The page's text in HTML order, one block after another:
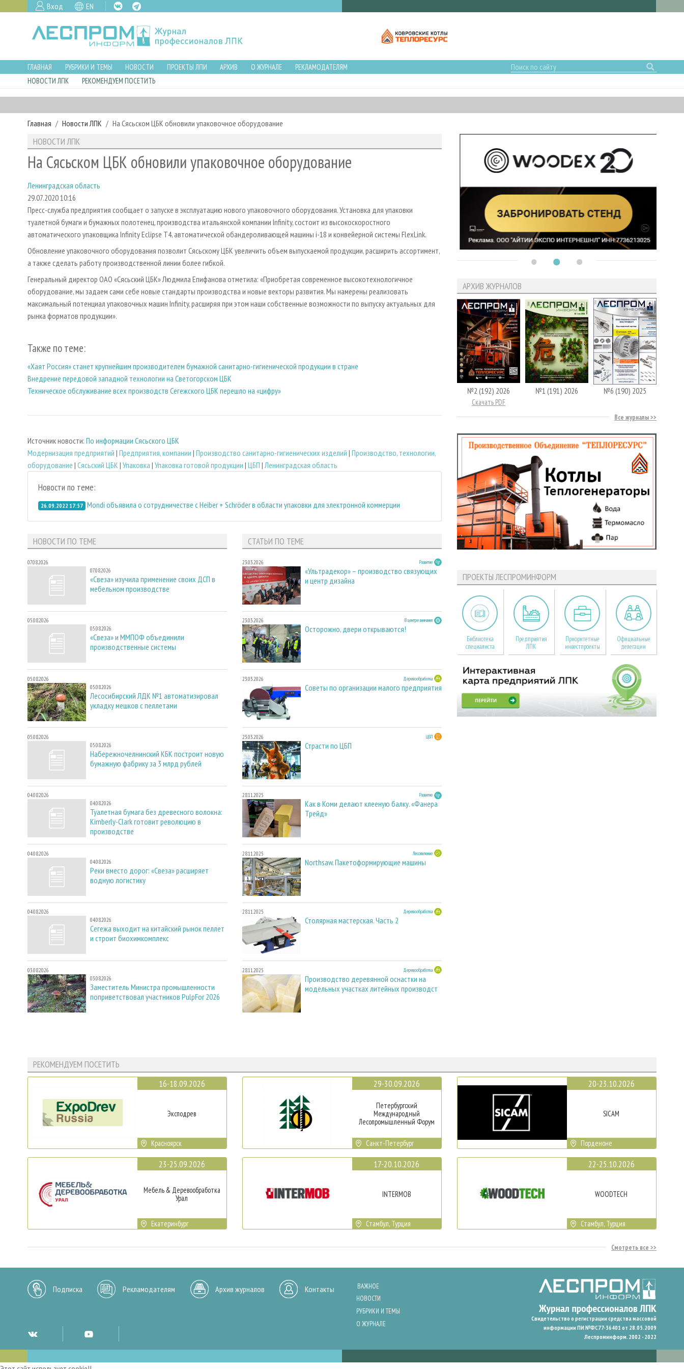
Вход EN
ГЛАВНАЯ РУБРИКИ И ТЕМЫ НОВОСТИ ПРОЕКТЫ ЛПИ АРХИВ О ЖУРНАЛЕ
РЕКЛАМОДАТЕЛЯМ
НОВОСТИ ЛПК
РЕКОМЕНДУЕМ ПОСЕТИТЬ
Главная Новости ЛПК На Сясьском ЦБК обновили упаковочное оборудование
НОВОСТИ ЛПК
На Сясьском ЦБК обновили упаковочное оборудование
Ленинградская область
29.07.2020 10:16
Пресс-служба предприятия сообщает о запуске в эксплуатацию нового упаковочного оборудования. Установка для упаковки
туалетной бумаги и бумажных полотенец, производства итальянской компании Infinity, состоит из высокоскоростного
автоматического упаковщика Infinity Eclipse T4, автоматической обандероливающей машины i-18 и конвейерной системы FlexLink.
Обновление упаковочного оборудования позволит Сясьскому ЦБК увеличить объем выпускаемой продукции, расширить ассортимент,
а также сделать работу производственной линии более гибкой.
Генеральный директор ОАО «Сясьский ЦБК» Людмила Епифанова отметила: «Приобретая современное высокотехнологичное
оборудование, мы задаем сами себе новые стандарты производства и новые векторы развития. Мы намерены реализовать
максимальный потенциал упаковочных машин Infinity, расширяя при этом наши собственные возможности по выпуску актуальных для
рынка форматов продукции».
Также по теме:
«Хаят Россия» станет крупнейшим производителем бумажной санитарно-гигиенической продукции в стране
Внедрение передовой западной технологии на Светогорском ЦБК
Техническое обслуживание всех производств Сегежского ЦБК перешло на «цифру»
Источник новости: По информации Сясьского ЦБК
Модернизация предприятий | Предприятия, компании | Производство санитарно-гигиенических изделий | Производство, технологии,
оборудование | Сясьский ЦБК | Упаковка | Упаковка готовой продукции | ЦБП |Ленинградская область
Новости по теме:
26.09.2022 17:57 Mondi объявила о сотрудничестве с Heiber + Schröder в области упаковки для электронной коммерции
НОВОСТИ ПО ТЕМЕ
07.08.2026
07.08.2026
«Свеза» изучила применение своих ДСП в
мебельном производстве
05.08.2026
05.08.2026
«Свеза» и ММПОФ объединили
производственные системы
05.08.2026
05.08.2026
Лесосибирский ЛДК №1 автоматизировал
укладку мешков с пеллетами
05.08.2026
05.08.2026
Набережночелнинский КБК построит новую
бумажную фабрику за 3 млрд рублей
04.08.2026
04.08.2026
Туалетная бумага без древесного волокна:
Kimberly-Clark готовит революцию в
производстве
04.08.2026
04.08.2026
Реки вместо дорог: «Свеза» расширяет
водную логистику
04.08.2026
04.08.2026
Сегежа выходит на китайский рынок пеллет
и строит биохимкомплекс
03.08.2026
03.08.2026
Заместитель Министра промышленности
поприветствовал участников PulpFor 2026
СТАТЬИ ПО ТЕМЕ
23.03.2026 Развитие
«Ультрадекор» – производство связующих
и центр дизайна
23.03.2026 В центре внимания
Осторожно, двери открываются!
23.03.2026 Деревообработка
Советы по организации малого предприятия
23.03.2026 ЦБП
Страсти по ЦБП
28.11.2025 Развитие
Как в Коми делают клееную балку. «Фанера
Трейд»
28.11.2025 Лесопиление
Northsaw. Пакетоформирующие машины
28.11.2025 Деревообработка
Столярная мастерская. Часть 2
28.11.2025 Деревообработка
Производство деревянной оснастки на
модельных участках литейных производст
АРХИВ ЖУРНАЛОВ
№2 (192) 2026
Скачать PDF
№1 (191) 2026 №6 (190) 2025
Все журналы
ПРОЕКТЫ ЛЕСПРОМИНФОРМ
Библиотека
специалиста
Предприятия
ЛПК
Приоритетные
инвестпроекты
Официальные
делегации
РЕКОМЕНДУЕМ ПОСЕТИТЬ
16-18.09.2026
Эксподрев
Красноярск
23-25.09.2026
Мебель & Деревообработка
Урал
Екатеринбург
29-30.09.2026
Петербургский
Международный
Лесопромышленный Форум
Санкт-Петербург
17-20.10.2026
INTERMOB
Стамбул, Турция
20-23.10.2026
SICAM
Порденоне
22-25.10.2026
WOODTECH
Стамбул, Турция
Смотреть все
Подписка Рекламодателям Архив журналов Контакты
ВАЖНОЕ
НОВОСТИ
РУБРИКИ И ТЕМЫ
О ЖУРНАЛЕ
Свидетельство о регистрации средства массовой
информации ПИ №ФС77-36401 от 28.05.2009
Леспроминформ. 2002 - 2022